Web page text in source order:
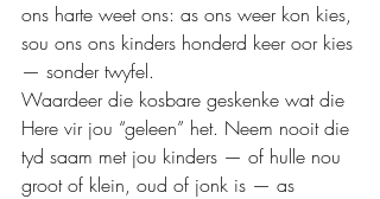
ons harte weet ons: as ons weer kon kies,
sou ons ons kinders honderd keer oor kies
— sonder twyfel.
Waardeer die kosbare geskenke wat die
Here vir jou “geleen” het. Neem nooit die
tyd saam met jou kinders — of hulle nou
groot of klein, oud of jonk is — as